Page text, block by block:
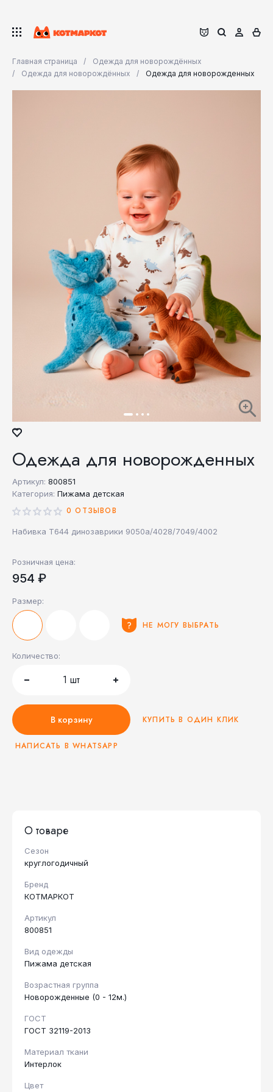
Главная страница
Одежда для новорождённых
Одежда для новорождённых
Одежда для новорожденных
Одежда для новорожденных
Артикул: 800851
Категория: Пижама детская
0 ОТЗЫВОВ
Набивка Т644 динозаврики 9050а/4028/7049/4002
Розничная цена:
954 ₽
Размер:
НЕ МОГУ ВЫБРАТЬ
Количество:
1 шт
В корзину КУПИТЬ В ОДИН КЛИК
НАПИСАТЬ В WHATSAPP
О товаре
Сезон
круглогодичный
Бренд
КОТМАРКОТ
Артикул
800851
Вид одежды
Пижама детская
Возрастная группа
Новорожденные (0 - 12м.)
ГОСТ
ГОСТ 32119-2013
Материал ткани
Интерлок
Цвет